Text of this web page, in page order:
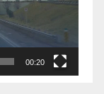
00:20